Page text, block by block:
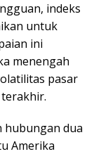
indeks
untuk
ini
menengah
pasar
hubungan dua
Amerika